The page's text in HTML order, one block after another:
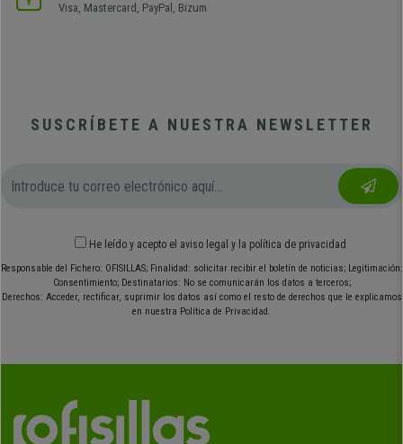
Visa, Mastercard, PayPal, Bizum
SUSCRÍBETE A NUESTRA NEWSLETTER
He leído y acepto el aviso legal y la política de privacidad
Responsable del Fichero: OFISILLAS; Finalidad: solicitar recibir el boletín de noticias; Legitimación:
Consentimiento; Destinatarios: No se comunicarán los datos a terceros;
Derechos: Acceder, rectificar, suprimir los datos así como el resto de derechos que le explicamos
en nuestra Política de Privacidad.